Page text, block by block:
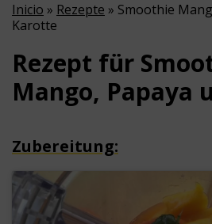
Inicio » Rezepte » Smoothie
Karotte
Rezept für
Mango, Papaya
Zubereitung: